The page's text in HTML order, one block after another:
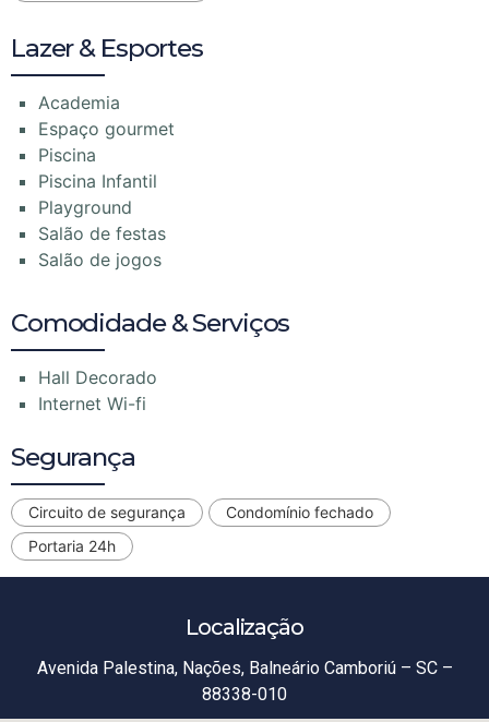
Lazer & Esportes
Academia
Espaço gourmet
Piscina
Piscina Infantil
Playground
Salão de festas
Salão de jogos
Comodidade & Serviços
Hall Decorado
Internet Wi-fi
Segurança
Circuito de segurança
Condomínio fechado
Portaria 24h
Localização
Avenida Palestina, Nações, Balneário Camboriú – SC –
88338-010